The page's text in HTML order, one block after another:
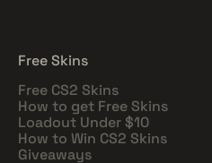
Free Skins
Free CS2 Skins
How to get Free Skins
Loadout Under $10
How to Win CS2 Skins
Giveaways